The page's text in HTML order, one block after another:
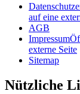
auf eine
AGB
Impressum
externe Seite
Sitemap
Nützliche